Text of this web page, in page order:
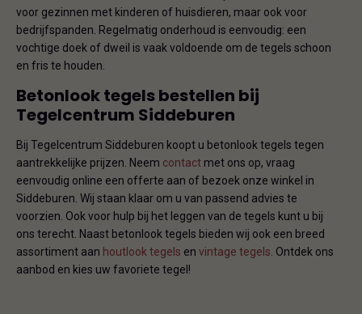
voor gezinnen met kinderen of huisdieren, maar ook voor
bedrijfspanden. Regelmatig onderhoud is eenvoudig: een
vochtige doek of dweil is vaak voldoende om de tegels schoon
en fris te houden.
Betonlook tegels bestellen bij
Tegelcentrum Siddeburen
Bij Tegelcentrum Siddeburen koopt u betonlook tegels tegen
aantrekkelijke prijzen. Neem contact met ons op, vraag
eenvoudig online een offerte aan of bezoek onze winkel in
Siddeburen. Wij staan klaar om u van passend advies te
voorzien. Ook voor hulp bij het leggen van de tegels kunt u bij
ons terecht. Naast betonlook tegels bieden wij ook een breed
assortiment aan houtlook tegels en vintage tegels . Ontdek ons
aanbod en kies uw favoriete tegel!